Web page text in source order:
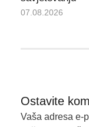
07.08.2026
Ostavite
Vaša adresa e-